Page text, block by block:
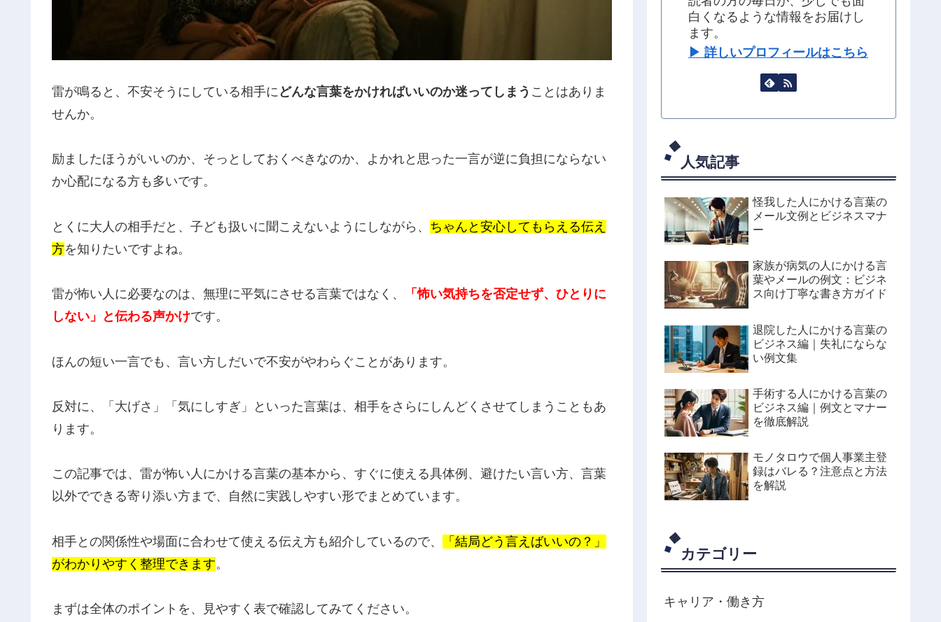
雷が鳴ると、不安そうにしている相手に どんな言葉をかければいいのか迷ってしまう ことはありま
せんか。
励ましたほうがいいのか、そっとしておくべきなのか、よかれと思った一言が逆に負担にならない
か心配になる方も多いです。
とくに大人の相手だと、子ども扱いに聞こえないようにしながら、 ちゃんと安心してもらえる伝え
方を知りたいですよね。
雷が怖い人に必要なのは、無理に平気にさせる言葉ではなく、
「怖い気持ちを否定せず、ひとりに
しない」と伝わる声かけです。
ほんの短い一言でも、言い方しだいで不安がやわらぐことがあります。
反対に、「大げさ」「気にしすぎ」といった言葉は、相手をさらにしんどくさせてしまうこともあ
ります。
この記事では、雷が怖い人にかける言葉の基本から、すぐに使える具体例、避けたい言い方、言葉
以外でできる寄り添い方まで、自然に実践しやすい形でまとめています。
相手との関係性や場面に合わせて使える伝え方も紹介しているので、
「結局どう言えばいいの？」
がわかりやすく整理できます。
まずは全体のポイントを、見やすく表で確認してみてください。
白くなるような情報をお届けし
ます。
▶︎ 詳しいプロフィールはこちら
人気記事
怪我した人にかける言葉の
メール文例とビジネスマナ
ー
家族が病気の人にかける言
葉やメールの例文：ビジネ
ス向け丁寧な書き方ガイド
退院した人にかける言葉の
ビジネス編｜失礼にならな
い例文集
手術する人にかける言葉の
ビジネス編｜例文とマナー
を徹底解説
モノタロウで個人事業主登
録はバレる？注意点と方法
を解説
カテゴリー
キャリア・働き方